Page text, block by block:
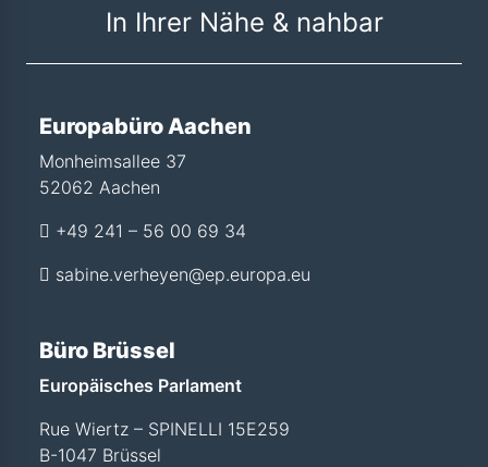
In Ihrer Nähe & nahbar
Europabüro Aachen
Monheimsallee 37
52062 Aachen
+49 241 – 56 00 69 34
sabine.verheyen@ep.europa.eu
Büro Brüssel
Europäisches Parlament
Rue Wiertz – SPINELLI 15E259
B-1047 Brüssel